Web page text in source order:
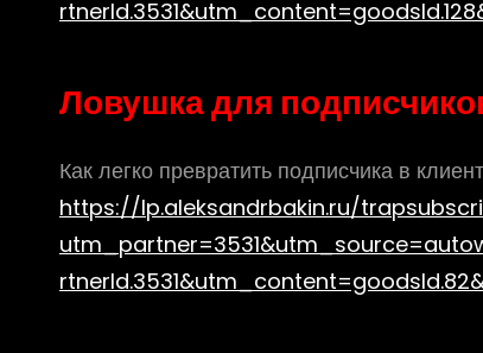
Ловушка для
Как легко превратить подписчика в
https://lp.aleksandrbakin.ru/